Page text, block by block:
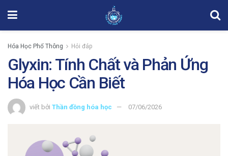
Hóa Học Phổ Thông Hỏi đáp
Glyxin: Tính Chất và Phản Ứng
Hóa Học Cần Biết
viết bởi Thần đồng hóa học 07/06/2026